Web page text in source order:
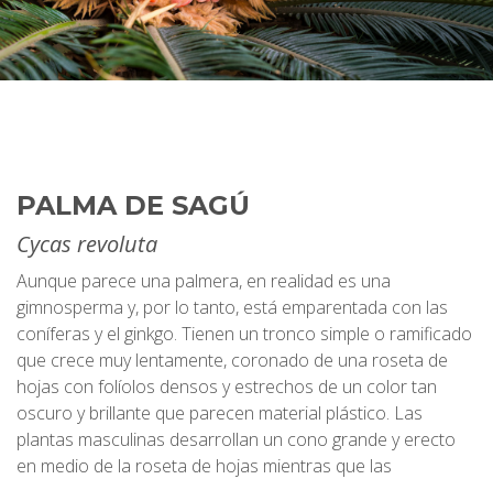
PALMA DE SAGÚ
Cycas revoluta
Aunque parece una palmera, en realidad es una
gimnosperma y, por lo tanto, está emparentada con las
coníferas y el ginkgo. Tienen un tronco simple o ramificado
que crece muy lentamente, coronado de una roseta de
hojas con folíolos densos y estrechos de un color tan
oscuro y brillante que parecen material plástico. Las
plantas masculinas desarrollan un cono grande y erecto
en medio de la roseta de hojas mientras que las